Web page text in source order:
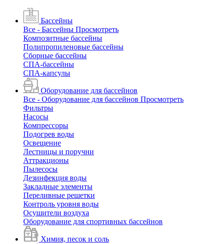
Бассейны
Все - Бассейны Просмотреть
Композитные бассейны
Полипропиленовые бассейны
Сборные бассейны
СПА-бассейны
СПА-капсулы
Оборудование для бассейнов
Все - Оборудование для бассейнов Просмотреть
Фильтры
Насосы
Компрессоры
Подогрев воды
Освещение
Лестницы и поручни
Аттракционы
Пылесосы
Дезинфекция воды
Закладные элементы
Переливные решетки
Контроль уровня воды
Осушители воздуха
Оборудование для спортивных бассейнов
Химия, песок и соль